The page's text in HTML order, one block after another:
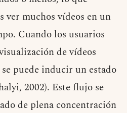
ver muchos vídeos en un
Cuando los usuarios
de vídeos
puede inducir un estado
2002). Este flujo se
de plena concentración